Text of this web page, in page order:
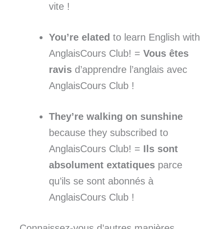
vite !
You’re elated to learn English with
AnglaisCours Club! = Vous êtes
ravis d’apprendre l’anglais avec
AnglaisCours Club !
They’re walking on sunshine
because they subscribed to
AnglaisCours Club! = Ils sont
absolument extatiques parce
qu’ils se sont abonnés à
AnglaisCours Club !